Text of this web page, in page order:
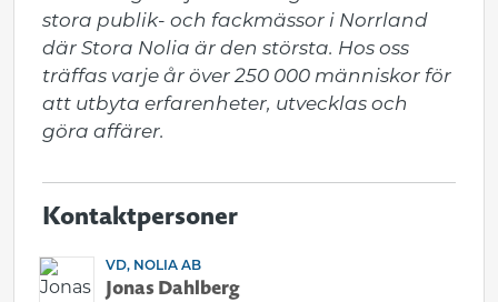
stora publik- och fackmässor i Norrland
där Stora Nolia är den största. Hos oss
träffas varje år över 250 000 människor för
att utbyta erfarenheter, utvecklas och
göra affärer.
Kontaktpersoner
VD, NOLIA AB
Jonas Dahlberg